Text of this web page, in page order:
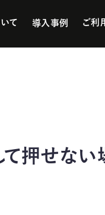
て 導入事例 ご利
て押せな